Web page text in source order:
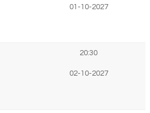
01-10-2027
20:30
02-10-2027